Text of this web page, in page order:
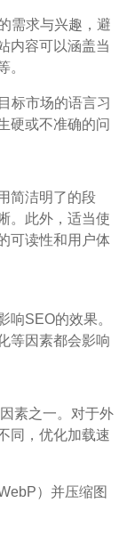
需求与兴趣，避
内容可以涵盖当
。
标市场的语言习
硬或不准确的问
简洁明了的段
。此外，适当使
可读性和用户体
响SEO的效果。
等因素都会影响
素之一。对于外
同，优化加载速
）并压缩图